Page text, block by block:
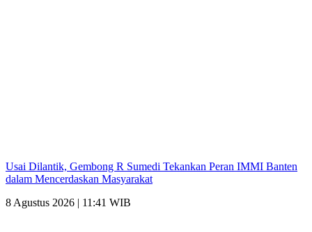
Usai Dilantik, Gembong R Sumedi Tekankan Peran IMMI Banten
dalam Mencerdaskan Masyarakat
8 Agustus 2026 | 11:41 WIB